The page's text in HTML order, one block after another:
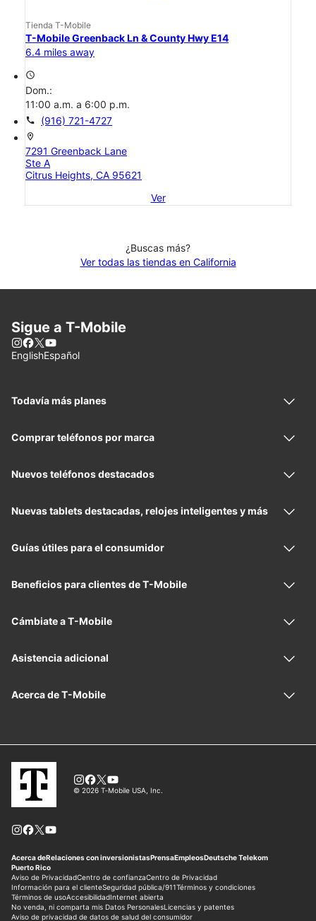
Tienda T-Mobile
T-Mobile Greenback Ln & County Hwy E14
6.4 miles away
access_time
Dom.:
11:00 a.m. a 6:00 p.m.
call (916) 721-4727
location_on
7291 Greenback Lane
Ste A
Citrus Heights, CA 95621
Ver
¿Buscas más?
Ver todas las tiendas en California